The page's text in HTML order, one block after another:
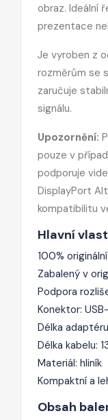
obraz. Ideální
prezentace
Je vyroben z
rozměrům se
zaručuje
signálu.
Upozornění:
pouze v
podporuje
DisplayPort
kompatibilitu
Hlavní
100%
Zabalený v
Podpora
Konektor:
Délka
Délka kabelu:
Materiál: hliník
Kompaktní a
Obsah